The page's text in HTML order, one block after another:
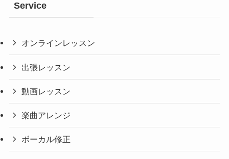
Service
オンラインレッスン
出張レッスン
動画レッスン
楽曲アレンジ
ボーカル修正